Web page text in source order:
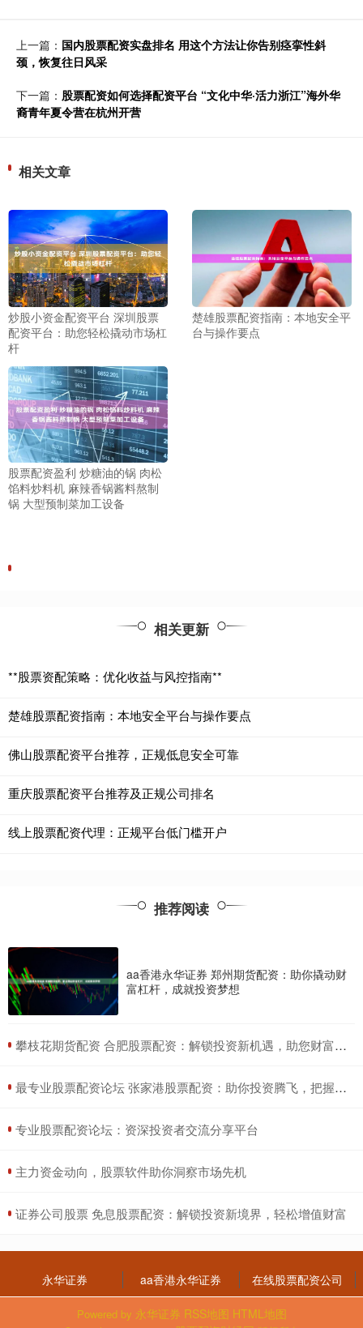
上一篇： 国内股票配资实盘排名 用这个方法让你告别痉挛性斜
颈，恢复往日风采
下一篇： 股票配资如何选择配资平台 “文化中华·活力浙江”海外华
裔青年夏令营在杭州开营
相关文章
炒股小资金配资平台 深圳股票
配资平台：助您轻松撬动市场杠
杆
楚雄股票配资指南：本地安全平
台与操作要点
股票配资盈利 炒糖油的锅 肉松
馅料炒料机 麻辣香锅酱料熬制
锅 大型预制菜加工设备
相关更新
**股票资配策略：优化收益与风控指南**
楚雄股票配资指南：本地安全平台与操作要点
佛山股票配资平台推荐，正规低息安全可靠
重庆股票配资平台推荐及正规公司排名
线上股票配资代理：正规平台低门槛开户
推荐阅读
aa香港永华证券 郑州期货配资：助你撬动财
富杠杆，成就投资梦想
​攀枝花期货配资 合肥股票配资：解锁投资新机遇，助您财富增值
​最专业股票配资论坛 张家港股票配资：助你投资腾飞，把握财富先机
​专业股票配资论坛：资深投资者交流分享平台
​主力资金动向，股票软件助你洞察市场先机
​证券公司股票 免息股票配资：解锁投资新境界，轻松增值财富
永华证券 aa香港永华证券 在线股票配资公司
Powered by 永华证券 RSS地图 HTML地图